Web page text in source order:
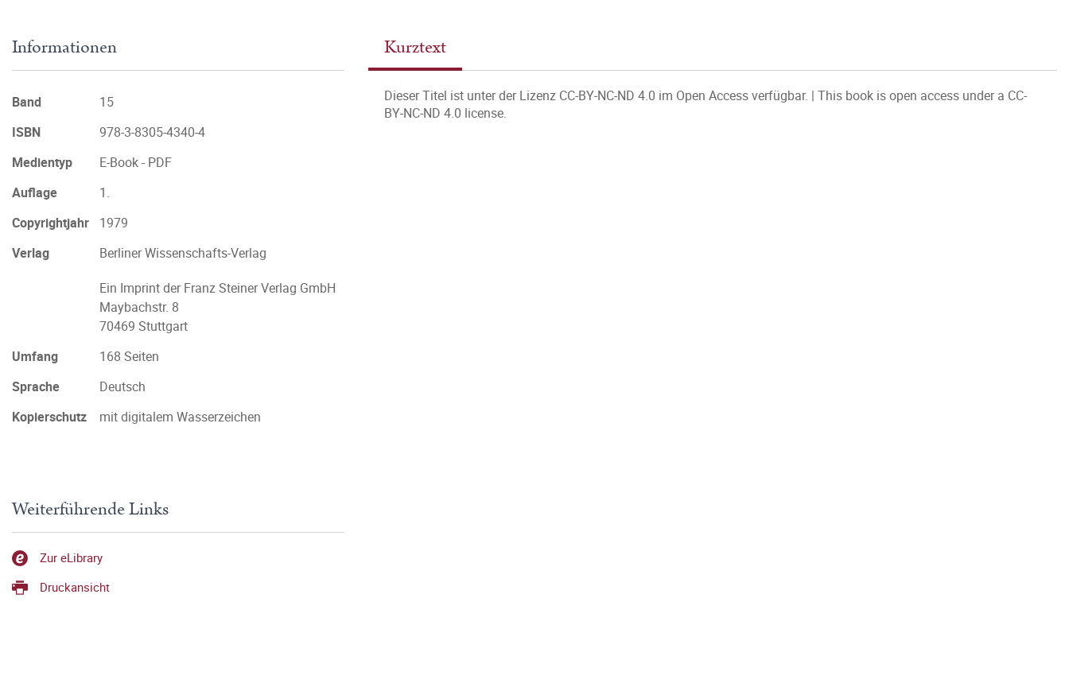
Kurztext
Dieser Titel ist unter der Lizenz CC-BY-NC-ND 4.0 im Open Access verfügbar. | This book is open access under a CC-
BY-NC-ND 4.0 license.
Informationen
Band
15
ISBN
978-3-8305-4340-4
Medientyp
E-Book - PDF
Auflage
1.
Copyrightjahr
1979
Verlag
Berliner Wissenschafts-Verlag
Ein Imprint der Franz Steiner Verlag GmbH
Maybachstr. 8
70469 Stuttgart
Umfang
168 Seiten
Sprache
Deutsch
Kopierschutz
mit digitalem Wasserzeichen
Weiterführende Links
Zur eLibrary
Druckansicht